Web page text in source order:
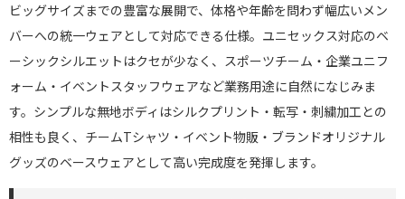
ビッグサイズまでの豊富な展開で、体格や年齢を問わず幅広いメン
バーへの統一ウェアとして対応できる仕様。ユニセックス対応のベ
ーシックシルエットはクセが少なく、スポーツチーム・企業ユニフ
ォーム・イベントスタッフウェアなど業務用途に自然になじみま
す。シンプルな無地ボディはシルクプリント・転写・刺繍加工との
相性も良く、チームTシャツ・イベント物販・ブランドオリジナル
グッズのベースウェアとして高い完成度を発揮します。